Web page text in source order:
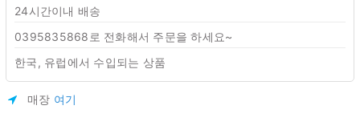
24시간이내 배송
0395835868로 전화해서 주문을 하세요~
한국, 유럽에서 수입되는 상품
매장 여기